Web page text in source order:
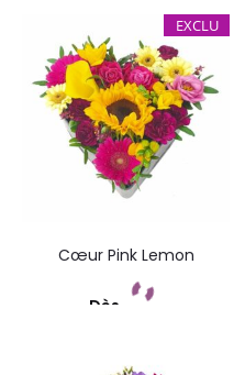
CommandezEXCLU
Cœur Pink Lemon
Dès